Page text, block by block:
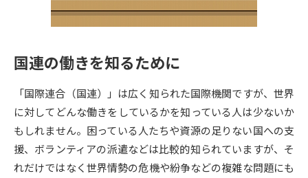
大学入学共通テスト「受験上の
配慮案内」の請求
高等学校卒業程度認定試験
幼稚園教員資格認定試験 小学校教員資格認定試験
高等学校（情報）教員資格認定
試験
大学研究 大学検索
国連の働きを知るために
「国際連合（国連）」は広く知られた国際機関ですが、世界
に対してどんな働きをしているかを知っている人は少ないか
もしれません。困っている人たちや資源の足りない国への支
援、ボランティアの派遣などは比較的知られていますが、そ
れだけではなく世界情勢の危機や紛争などの複雑な問題にも